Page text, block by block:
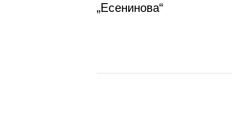
„Есенинова“